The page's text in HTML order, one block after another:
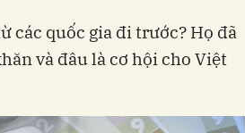
các quốc gia đi trước? Họ đã
và đâu là cơ hội cho Việt